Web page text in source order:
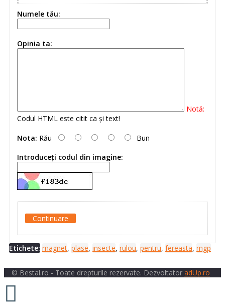
Numele tău:
Opinia ta:
Notă:
Codul HTML este citit ca şi text!
Nota: Rău
Bun
Introduceţi codul din imagine:
Continuare
Etichete: magnet, plase, insecte, rulou, pentru, fereasta, mgp
© Bestal.ro - Toate drepturile rezervate. Dezvoltator adUp.ro